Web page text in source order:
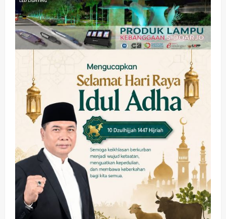
Olahraga
Adu Taktik di Atas Rumput Sintetis:
PWI dan Sapma PP Sidoarjo
Memanaskan Mesin Menuju Piala
wartanusa 5 Agustus 2026
3
Ekonomi Hiburan Pemerintahan
HOT NEWS: Ribuan Warga Wage
Tumplek Blek di Bazar Rakyat Jalan
Jambu, Borong Kuliner UMKM Sambil
Nonton Jaranan!
wartanusa 4 Agustus 2026
4
Keagamaan Pemerintahan
Pemkab Sidoarjo & Muhammadiyah
Sinergi Permudah Perizinan, Wakaf,
hingga Hibah
wartanusa 4 Agustus 2026
Keagamaan Pemerintahan